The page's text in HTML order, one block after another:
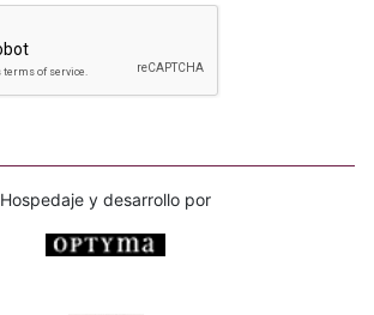
Hospedaje y desarrollo por